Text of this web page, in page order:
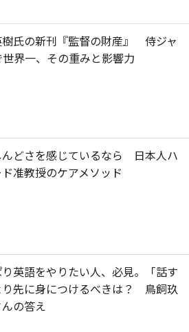
氏の新刊『監督の財産』 侍ジャ
界一、その重みと影響力
どさを感じているなら 日本人ハ
准教授のケアメソッド
英語をやりたい人、必見。「話す
り先に身につけるべきは？ 鳥飼玖
の答え